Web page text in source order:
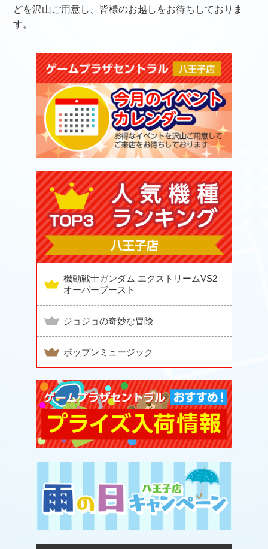
どを沢山ご用意し、皆様のお越しをお待ちしておりま
す。
機動戦士ガンダム エクストリームVS2
オーバーブースト
ジョジョの奇妙な冒険
ポップンミュージック